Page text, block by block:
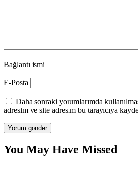
Bağlantı ismi
E-Posta
Daha sonraki yorumlarımda
adresim ve site adresim bu tarayıcıya
You May Have Missed